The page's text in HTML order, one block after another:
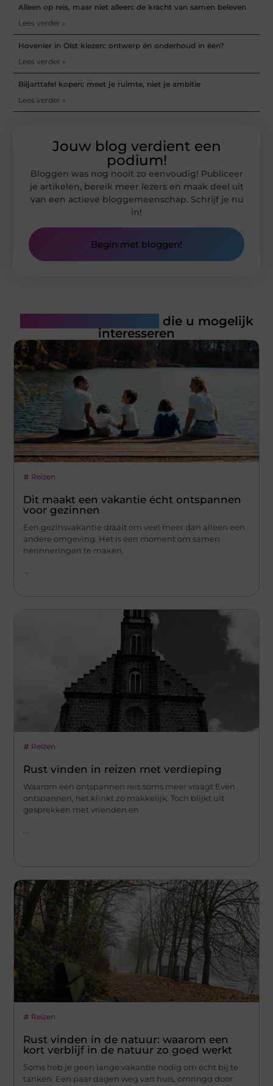
Alleen op reis, maar niet alleen: de kracht van samen beleven
Lees verder »
Hovenier in Olst kiezen: ontwerp én onderhoud in één?
Lees verder »
Biljarttafel kopen: meet je ruimte, niet je ambitie
Lees verder »
Jouw blog verdient een
podium!
Bloggen was nog nooit zo eenvoudig! Publiceer
je artikelen, bereik meer lezers en maak deel uit
van een actieve bloggemeenschap. Schrijf je nu
in!
Begin met bloggen!
die u mogelijk
interesseren
Reizen
Dit maakt een vakantie écht ontspannen
voor gezinnen
Een gezinsvakantie draait om veel meer dan alleen een
andere omgeving. Het is een moment om samen
herinneringen te maken,
...
Reizen
Rust vinden in reizen met verdieping
Waarom een ontspannen reis soms meer vraagt Even
ontspannen, het klinkt zo makkelijk. Toch blijkt uit
gesprekken met vrienden en
Reizen
Rust vinden in de natuur: waarom een
kort verblijf in de natuur zo goed werkt
Soms heb je geen lange vakantie nodig om echt bij te
tanken. Een paar dagen weg van huis, omringd door